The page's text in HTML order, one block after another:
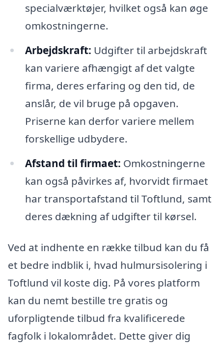
specialværktøjer, hvilket også kan øge
omkostningerne.
Arbejdskraft: Udgifter til arbejdskraft
kan variere afhængigt af det valgte
firma, deres erfaring og den tid, de
anslår, de vil bruge på opgaven.
Priserne kan derfor variere mellem
forskellige udbydere.
Afstand til firmaet: Omkostningerne
kan også påvirkes af, hvorvidt firmaet
har transportafstand til Toftlund, samt
deres dækning af udgifter til kørsel.
Ved at indhente en række tilbud kan du få
et bedre indblik i, hvad hulmursisolering i
Toftlund vil koste dig. På vores platform
kan du nemt bestille tre gratis og
uforpligtende tilbud fra kvalificerede
fagfolk i lokalområdet. Dette giver dig